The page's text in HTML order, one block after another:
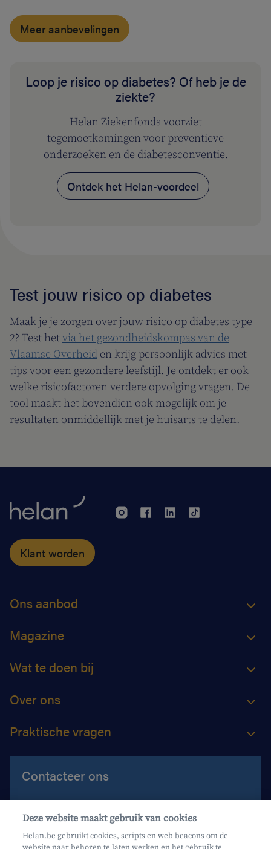
Meer aanbevelingen
Loop je risico op diabetes? Of heb je de
ziekte?
Helan Ziekenfonds voorziet
tegemoetkomingen voor preventieve
onderzoeken en de diabetesconventie.
Ontdek het Helan-voordeel
Test jouw risico op diabetes
Maak je je zorgen over jouw risico op diabetes type
2? Test hetvia het gezondheidskompas van de
Vlaamse Overheid en krijg persoonlijk advies met
tips voor een gezondere leefstijl. Je ontdekt er ook
welke risicofactoren verdere opvolging vragen. De
tool maakt het bovendien ook mogelijk om je
resultaten onmiddellijk met je huisarts te delen.
Klant worden
Ons aanbod
Magazine
Wat te doen bij
Over ons
Praktische vragen
Contacteer ons
Contacteer ons
Maak een afspraak
Deze website maakt gebruik van cookies
Helan.be gebruikt cookies, scripts en web beacons om de